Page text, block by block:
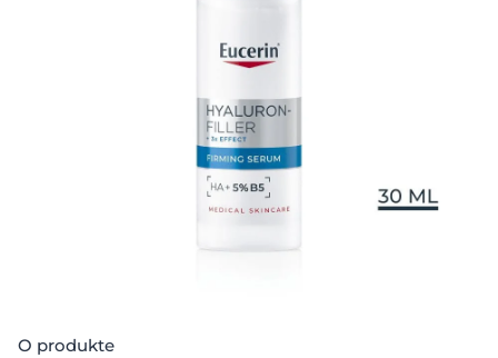
O produkte